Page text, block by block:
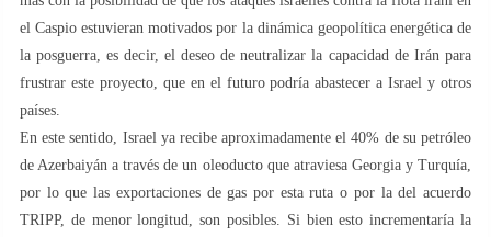
el Caspio estuvieran motivados por la dinámica geopolítica energética de
la posguerra, es decir, el deseo de neutralizar la capacidad de Irán para
frustrar este proyecto, que en el futuro podría abastecer a Israel y otros
países.
En este sentido, Israel ya recibe aproximadamente el 40% de su petróleo
de Azerbaiyán a través de un oleoducto que atraviesa Georgia y Turquía,
por lo que las exportaciones de gas por esta ruta o por la del acuerdo
TRIPP, de menor longitud, son posibles. Si bien esto incrementaría la